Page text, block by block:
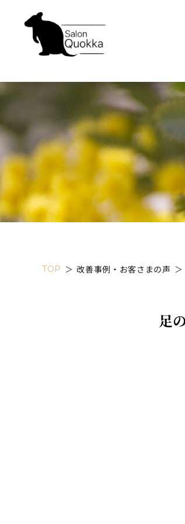
TOP ＞ 改善事例・お客さまの声 ＞
足